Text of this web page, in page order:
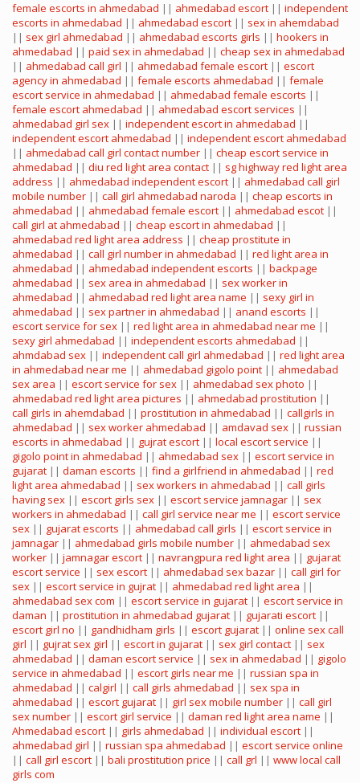
female escorts in ahmedabad || ahmedabad escort || independent
escorts in ahmedabad || ahmedabad escort || sex in ahemdabad
|| sex girl ahmedabad || ahmedabad escorts girls || hookers in
ahmedabad || paid sex in ahmedabad || cheap sex in ahmedabad
|| ahmedabad call girl || ahmedabad female escort || escort
agency in ahmedabad || female escorts ahmedabad || female
escort service in ahmedabad || ahmedabad female escorts ||
female escort ahmedabad || ahmedabad escort services ||
ahmedabad girl sex || independent escort in ahmedabad ||
independent escort ahmedabad || independent escort ahmedabad
|| ahmedabad call girl contact number || cheap escort service in
ahmedabad || diu red light area contact || sg highway red light area
address || ahmedabad independent escort || ahmedabad call girl
mobile number || call girl ahmedabad naroda || cheap escorts in
ahmedabad || ahmedabad female escort || ahmedabad escot ||
call girl at ahmedabad || cheap escort in ahmedabad ||
ahmedabad red light area address || cheap prostitute in
ahmedabad || call girl number in ahmedabad || red light area in
ahmedabad || ahmedabad independent escorts || backpage
ahmedabad || sex area in ahmedabad || sex worker in
ahmedabad || ahmedabad red light area name || sexy girl in
ahmedabad || sex partner in ahmedabad || anand escorts ||
escort service for sex || red light area in ahmedabad near me ||
sexy girl ahmedabad || independent escorts ahmedabad ||
ahmdabad sex || independent call girl ahmedabad || red light area
in ahmedabad near me || ahmedabad gigolo point || ahmedabad
sex area || escort service for sex || ahmedabad sex photo ||
ahmedabad red light area pictures || ahmedabad prostitution ||
call girls in ahemdabad || prostitution in ahmedabad || callgirls in
ahmedabad || sex worker ahmedabad || amdavad sex || russian
escorts in ahmedabad || gujrat escort || local escort service ||
gigolo point in ahmedabad || ahmedabad sex || escort service in
gujarat || daman escorts || find a girlfriend in ahmedabad || red
light area ahmedabad || sex workers in ahmedabad || call girls
having sex || escort girls sex || escort service jamnagar || sex
workers in ahmedabad || call girl service near me || escort service
sex || gujarat escorts || ahmedabad call girls || escort service in
jamnagar || ahmedabad girls mobile number || ahmedabad sex
worker || jamnagar escort || navrangpura red light area || gujarat
escort service || sex escort || ahmedabad sex bazar || call girl for
sex || escort service in gujrat || ahmedabad red light area ||
ahmedabad sex com || escort service in gujarat || escort service in
daman || prostitution in ahmedabad gujarat || gujarati escort ||
escort girl no || gandhidham girls || escort gujarat || online sex call
girl || gujrat sex girl || escort in gujarat || sex girl contact || sex
ahmedabad || daman escort service || sex in ahmedabad || gigolo
service in ahmedabad || escort girls near me || russian spa in
ahmedabad || calgirl || call girls ahmedabad || sex spa in
ahmedabad || escort gujarat || girl sex mobile number || call girl
sex number || escort girl service || daman red light area name ||
Ahmedabad escort || girls ahmedabad || individual escort ||
ahmedabad girl || russian spa ahmedabad || escort service online
|| call girl escort || bali prostitution price || call grl || www local call
girls com